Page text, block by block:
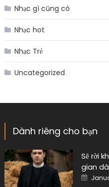
Nhạc gì cũng có
Nhạc hot
Nhạc Trẻ
Uncategorized
Dành riêng cho bạn
Sẽ rời
gian
on